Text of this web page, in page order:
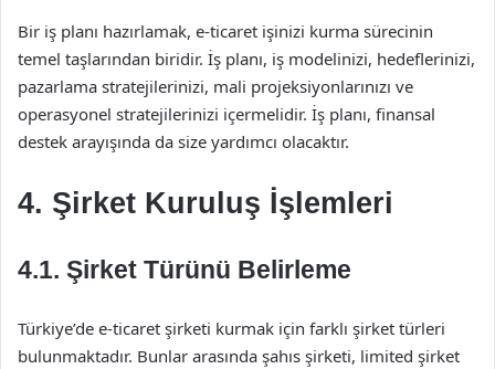
Bir iş planı hazırlamak, e-ticaret işinizi kurma sürecinin
temel taşlarından biridir. İş planı, iş modelinizi, hedeflerinizi,
pazarlama stratejilerinizi, mali projeksiyonlarınızı ve
operasyonel stratejilerinizi içermelidir. İş planı, finansal
destek arayışında da size yardımcı olacaktır.
4. Şirket Kuruluş İşlemleri
4.1. Şirket Türünü Belirleme
Türkiye’de e-ticaret şirketi kurmak için farklı şirket türleri
bulunmaktadır. Bunlar arasında şahıs şirketi, limited şirket